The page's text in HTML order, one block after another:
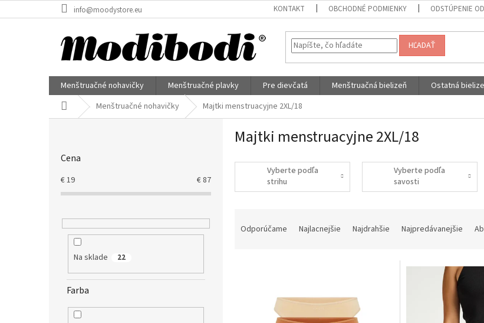
na
info@moodystore.eu KONTAKT OBCHODNÉ PODMIENKY ODSTÚPENIE
HĽADAŤ
Menštruačné nohavičky Menštruačné plavky Pre dievčatá Menštruačná bielizeň Ostatná
DomovMenštruačné nohavičky Majtki menstruacyjne 2XL/18
Cena
€19 €87
Na sklade 22
Farba
Majtki menstruacyjne 2XL/18
Vyberte podľa
strihu
Vyberte podľa
savosti
Odporúčame Najlacnejšie Najdrahšie Najpredávanejšie